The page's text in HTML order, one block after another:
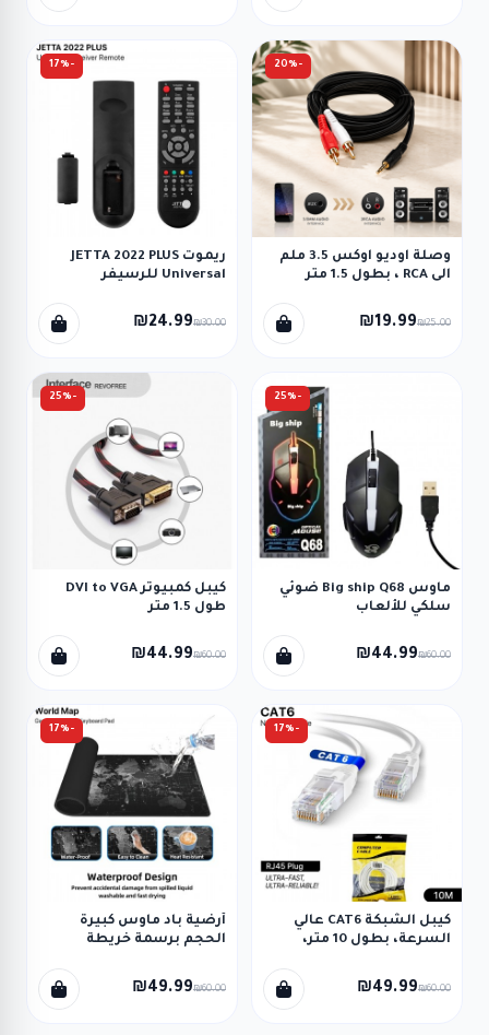
-20%
وصلة اوديو اوكس 3.5 ملم
الى RCA ، بطول 1.5 متر
₪19.99₪25.00
-17%
ريموت JETTA 2022 PLUS
Universal للرسيفر
₪24.99₪30.00
-25%
ماوس Big ship Q68 ضوئي
سلكي للألعاب
₪44.99₪60.00
-25%
كيبل كمبيوتر DVI to VGA
طول 1.5 متر
₪44.99₪60.00
-17%
كيبل الشبكة CAT6 عالي
السرعة، بطول 10 متر،
₪49.99₪60.00
-17%
أرضية باد ماوس كبيرة
الحجم برسمة خريطة
مساحة واسعة - مقاس: 90
× 40 × 0.4 سم.
₪49.99₪60.00